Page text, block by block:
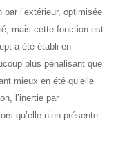
par l’extérieur, optimisée
mais cette fonction est
a été établi en
plus pénalisant que
mieux en été qu’elle
l’inertie par
qu’elle n’en présente